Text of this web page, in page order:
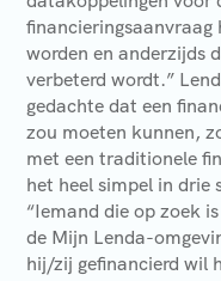
worden en anderzijds
verbeterd wordt.”
gedachte dat een
zou moeten kunnen,
met een traditionele
het heel simpel in drie
“Iemand die op zoek
de Mijn Lenda-
hij/zij gefinancierd wil